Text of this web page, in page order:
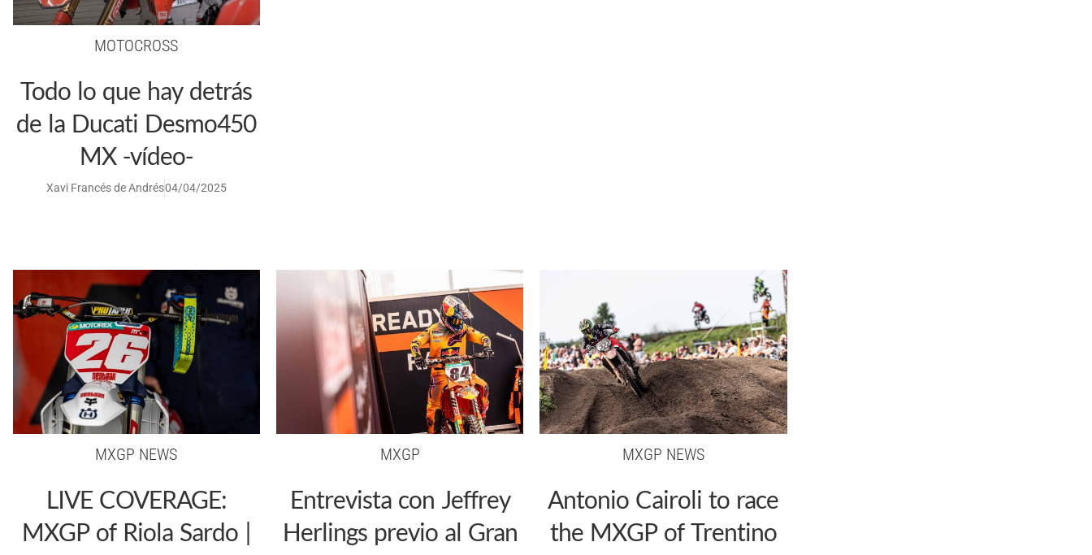
MOTOCROSS
Todo lo que hay detrás
de la Ducati Desmo450
MX -vídeo-
Xavi Francés de Andrés04/04/2025
MXGP NEWS
LIVE COVERAGE:
MXGP of Riola Sardo |
MXGP
Entrevista con Jeffrey
Herlings previo al Gran
MXGP NEWS
Antonio Cairoli to race
the MXGP of Trentino